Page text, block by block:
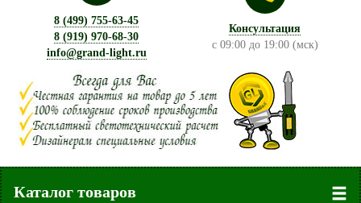
8 (499) 755-63-45
8 (919) 970-68-30
info@grand-light.ru
Консультация
с 09:00 до 19:00 (мск)
Каталог товаров